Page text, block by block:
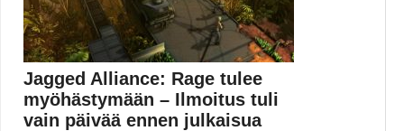
Jagged Alliance: Rage tulee
myöhästymään – Ilmoitus tuli
vain päivää ennen julkaisua